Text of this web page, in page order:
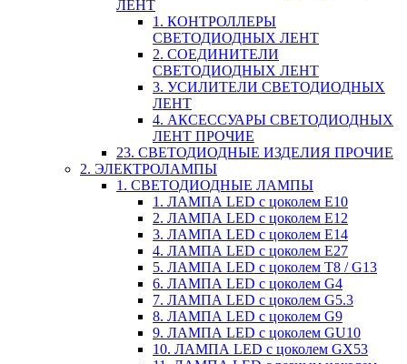
ЛЕНТ
1. КОНТРОЛЛЕРЫ
СВЕТОДИОДНЫХ ЛЕНТ
2. СОЕДИНИТЕЛИ
СВЕТОДИОДНЫХ ЛЕНТ
3. УСИЛИТЕЛИ СВЕТОДИОДНЫХ
ЛЕНТ
4. АКСЕССУАРЫ СВЕТОДИОДНЫХ
ЛЕНТ ПРОЧИЕ
23. СВЕТОДИОДНЫЕ ИЗДЕЛИЯ ПРОЧИЕ
2. ЭЛЕКТРОЛАМПЫ
1. СВЕТОДИОДНЫЕ ЛАМПЫ
1. ЛАМПА LED c цоколем E10
2. ЛАМПА LED c цоколем E12
3. ЛАМПА LED c цоколем E14
4. ЛАМПА LED c цоколем E27
5. ЛАМПА LED c цоколем T8 / G13
6. ЛАМПА LED c цоколем G4
7. ЛАМПА LED c цоколем G5.3
8. ЛАМПА LED c цоколем G9
9. ЛАМПА LED c цоколем GU10
10. ЛАМПА LED c цоколем GX53